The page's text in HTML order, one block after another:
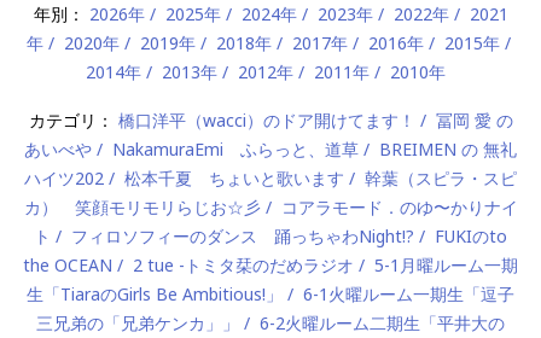
年別： 2026年 2025年 2024年 2023年 2022年
2021
年
2020年 2019年 2018年 2017年 2016年
2015年
2014年
2013年 2012年 2011年 2010年
カテゴリ： 橋口洋平（wacci）のドア開けてます！
冨岡 愛 の
あいべや
NakamuraEmi ふらっと、道草
BREIMEN の 無礼
ハイツ202
松本千夏 ちょいと歌います
幹葉（スピラ・スピ
カ） 笑顔モリモリらじお☆彡
コアラモード．のゆ〜かりナイ
ト
フィロソフィーのダンス 踊っちゃわNight!?
FUKIのto
the OCEAN
2 tue -トミタ栞のだめラジオ
5-1月曜ルーム一期
生「TiaraのGirls Be Ambitious!」
6-1火曜ルーム一期生「逗子
三兄弟の「兄弟ケンカ」」
6-2火曜ルーム二期生「平井大の